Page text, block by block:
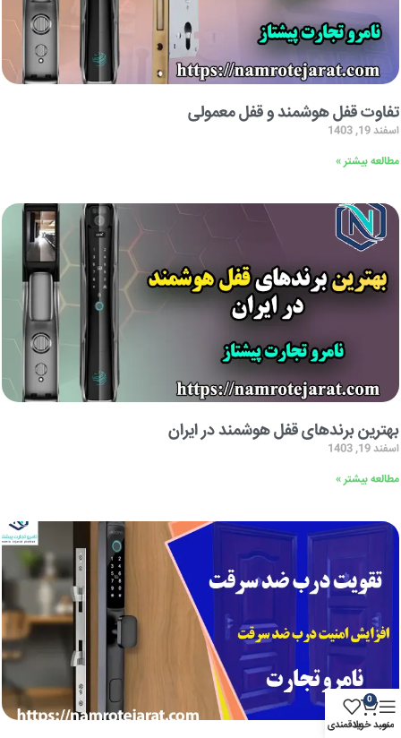
تفاوت قفل هوشمند و قفل معمولی
اسفند 19, 1403
مطالعه بیشتر »
بهترین برندهای قفل هوشمند در ایران
اسفند 19, 1403
مطالعه بیشتر »
منو
0
سبد خریدعلاقمندی